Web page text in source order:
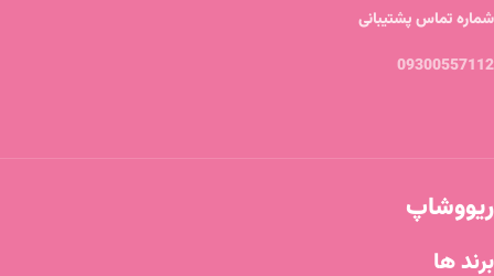
شماره تماس پشتیبانی
09300557112
ریووشاپ
برند ها